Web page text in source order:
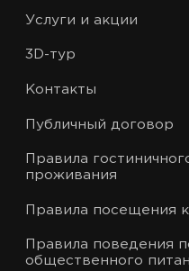
Услуги и акции
3D-тур
Контакты
Публичный договор
Правила
проживания
Правила посещения
Правила поведения
общественного